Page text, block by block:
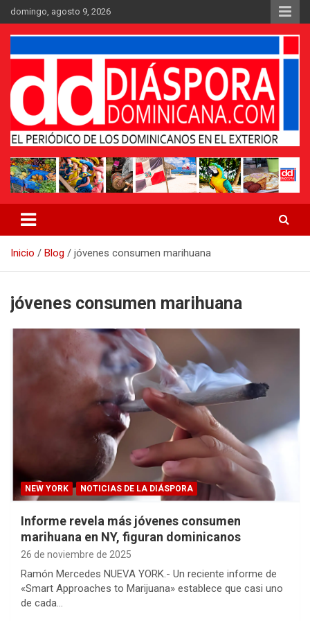
Saltar
al
contenido
domingo, agosto 9, 2026
Periódico Diáspora Dominicana
Inicio Blog jóvenes consumen marihuana
jóvenes consumen marihuana
NEW YORK NOTICIAS DE LA DIÁSPORA
Informe revela más jóvenes consumen
marihuana en NY, figuran dominicanos
26 de noviembre de 2025
Ramón Mercedes NUEVA YORK.- Un reciente informe de
«Smart Approaches to Marijuana» establece que casi uno
de cada…